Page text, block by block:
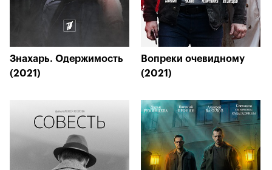
Знахарь. Одержимость
(2021)
Вопреки очевидному
(2021)